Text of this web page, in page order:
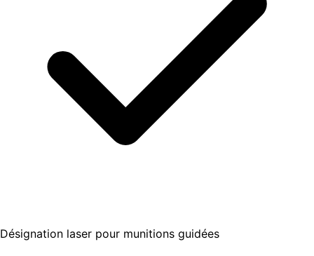
Désignation laser pour munitions guidées